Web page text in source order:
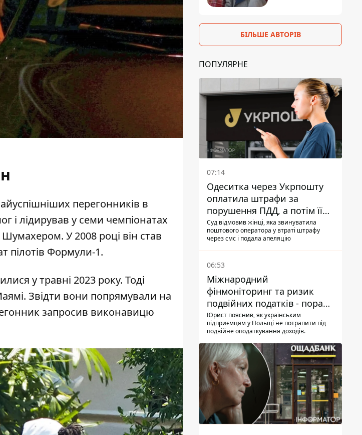
перегонників в
і лідирував у семи чемпіонатах
Шумахером. У 2008 році він став
пілотів Формули-1.
у травні 2023 року. Тоді
Звідти вони попрямували на
запросив виконавицю
БІЛЬШЕ АВТОРІВ
ПОПУЛЯРНЕ
07:14
Одеситка через Укрпошту
оплатила штрафи за
порушення ПДД, а потім її
рахунки заблокували - в
чому причина і що вирішив
Суд відмовив жінці, яка звинуватила
поштового оператора у втраті штрафу
через смс і подала апеляцію
06:53
Міжнародний
фінмоніторинг та ризик
подвійних податків - поради
українцям в Польщі
Юрист пояснив, як українським
підприємцям у Польщі не потрапити під
подвійне оподаткування доходів.